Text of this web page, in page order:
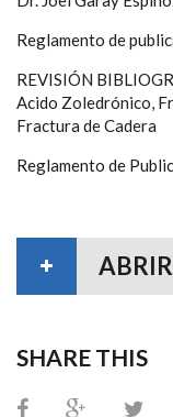
Reglamento de
REVISIÓN
Acido Zoledrónico,
Fractura de Cadera
Reglamento de
SHARE THIS